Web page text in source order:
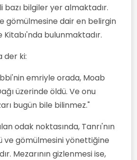
bazı bilgiler yer almaktadır.
gömülmesine dair en belirgin
Kitabı'nda bulunmaktadır.
der ki:
emriyle orada, Moab
üzerinde öldü. Ve onu
bugün bile bilinmez."
odak noktasında, Tanrı'nın
ve gömülmesini yönettiğine
Mezarının gizlenmesi ise,